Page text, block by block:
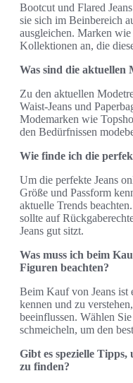
Bootcut und Flared
sie sich im Beinbereich
ausgleichen. Marken
Kollektionen an, die
Was sind die aktuellen
Zu den aktuellen
Waist-Jeans und
Modemarken wie
den Bedürfnissen
Wie finde ich die
Um die perfekte Jeans
Größe und Passform
aktuelle Trends
sollte auf
Jeans gut sitzt.
Was muss ich beim
Figuren beachten?
Beim Kauf von Jeans ist
kennen und zu
beeinflussen. Wählen
schmeicheln, um den
Gibt es spezielle Tipps,
zu finden?